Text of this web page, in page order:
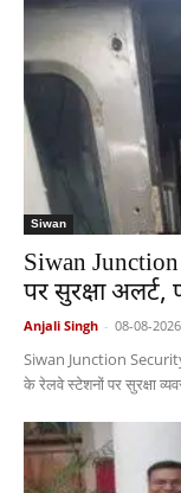
Siwan
Siwan
पर सुरक्षा अलर्ट,
Anjali Singh - 08-08-2026
Siwan Junction
के रेलवे स्टेशनों पर सुरक्षा